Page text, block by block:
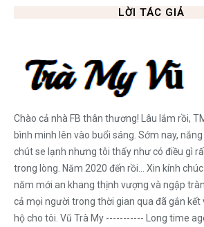
LỜI TÁC GIẢ
Chào cả nhà FB thân thương! Lâu lắm rồi,
bình minh lên vào buổi sáng. Sớm nay,
chút se lạnh nhưng tôi thấy như có điều gì
trong lòng. Năm 2020 đến rồi... Xin kính
năm mới an khang thịnh vượng và ngập
cả mọi người trong thời gian qua đã gắn kết
hộ cho tôi. Vũ Trà My ----------- Long time